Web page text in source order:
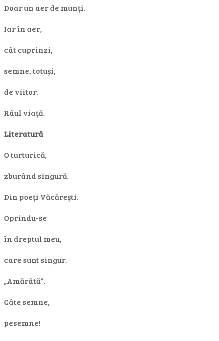
Doar un aer de munți.
Iar în aer,
cât cuprinzi,
semne, totuși,
de viitor.
Râul viață.
Literatură
O turturică,
zburând singură.
Din poeți Văcărești.
Oprindu-se
în dreptul meu,
care sunt singur.
„Amărâtă”.
Câte semne,
pesemne!